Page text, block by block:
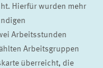
Hierfür wurden mehr
Arbeitsstunden
Arbeitsgruppen
überreicht, die